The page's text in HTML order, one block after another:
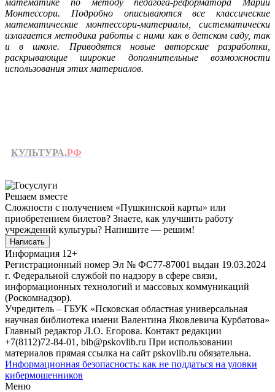
математике по методу педагога-реформатора Марии
Монтессори. Подробно описываются все классические
математические монтессори-материалы, систематически
излагается методика работы с ними как в детском саду, так
и в школе. Приводятся новые авторские разработки,
раскрывающие широкие дополнительные возможности
использования этих материалов.
КУЛЬТУРА.РФ
Решаем вместе
Сложности с получением «Пушкинской карты» или
приобретением билетов? Знаете, как улучшить работу
учреждений культуры? Напишите — решим!
Написать
Информация 12+
Регистрационный номер Эл № ФС77-87001 выдан 19.03.2024
г. Федеральной службой по надзору в сфере связи,
информационных технологий и массовых коммуникаций
(Роскомнадзор).
Учредитель – ГБУК «Псковская областная универсальная
научная библиотека имени Валентина Яковлевича Курбатова»
Главный редактор Л.О. Егорова. Контакт редакции
+7(8112)72-84-01, bib@pskovlib.ru При использовании
материалов прямая ссылка на сайт pskovlib.ru обязательна.
Информационная безопасность: как не поддаться на уловки
кибермошенников
Меню